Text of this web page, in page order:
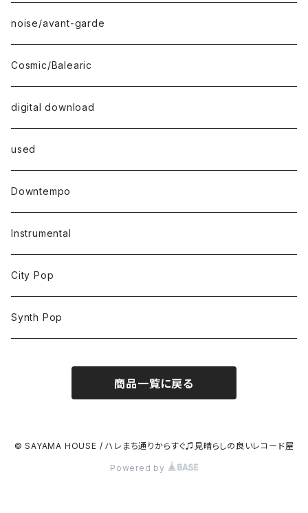
noise/avant-garde
Cosmic/Balearic
digital download
used
Downtempo
Instrumental
City Pop
Synth Pop
商品一覧に戻る
© SAYAMA HOUSE / ハレまち通りからすぐ♫見晴らしの良いレコード屋
Powered by